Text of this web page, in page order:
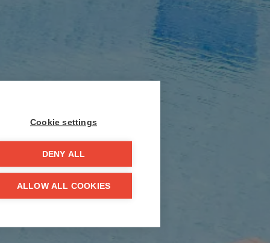
Cookie settings
DENY ALL
ALLOW ALL COOKIES